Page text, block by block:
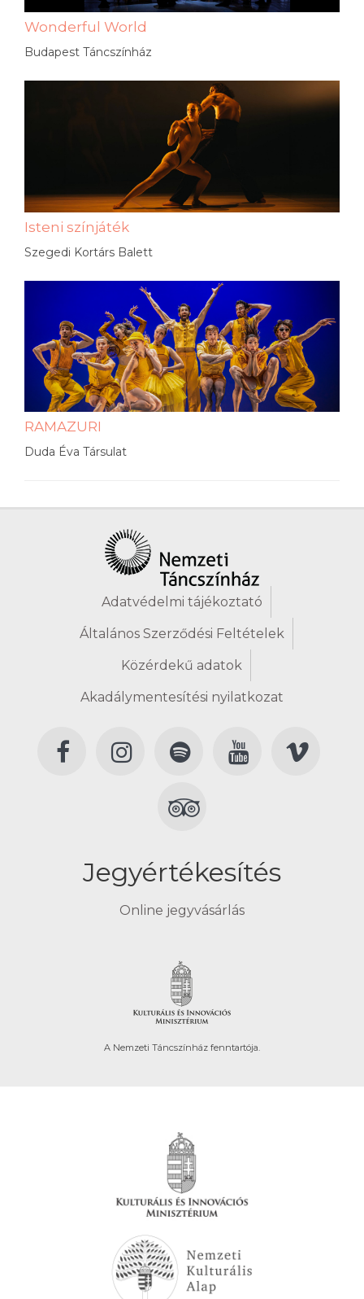
Wonderful World
Budapest Táncszínház
Isteni színjáték
Szegedi Kortárs Balett
RAMAZURI
Duda Éva Társulat
Adatvédelmi tájékoztató
Általános Szerződési Feltételek
Közérdekű adatok
Akadálymentesítési nyilatkozat
Jegyértékesítés
Online jegyvásárlás
A Nemzeti Táncszínház fenntartója.